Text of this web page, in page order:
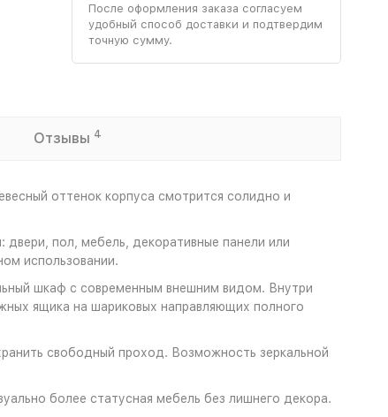
После оформления заказа согласуем
удобный способ доставки и подтвердим
точную сумму.
Отзывы 4
оттенок корпуса смотрится солидно и
пол, мебель, декоративные панели или
использовании.
шкаф с современным внешним видом. Внутри
ящика на шариковых направляющих полного
свободный проход. Возможность зеркальной
более статусная мебель без лишнего декора.